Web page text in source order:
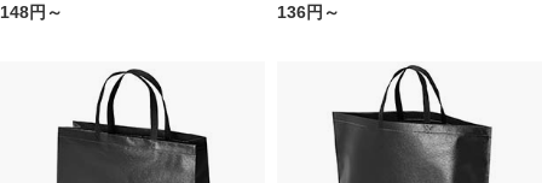
148円～ 136円～